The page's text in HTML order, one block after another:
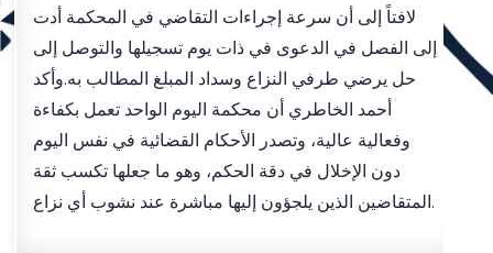
لافتاً إلى أن سرعة إجراءات التقاضي في المحكمة أدت
إلى الفصل في الدعوى في ذات يوم تسجيلها والتوصل إلى
حل يرضي طرفي النزاع وسداد المبلغ المطالب به.وأكد
أحمد الخاطري أن محكمة اليوم الواحد تعمل بكفاءة
وفعالية عالية، وتصدر الأحكام القضائية في نفس اليوم
دون الإخلال في دقة الحكم، وهو ما جعلها تكسب ثقة
المتقاضين الذين يلجؤون إليها مباشرة عند نشوب أي نزاع.